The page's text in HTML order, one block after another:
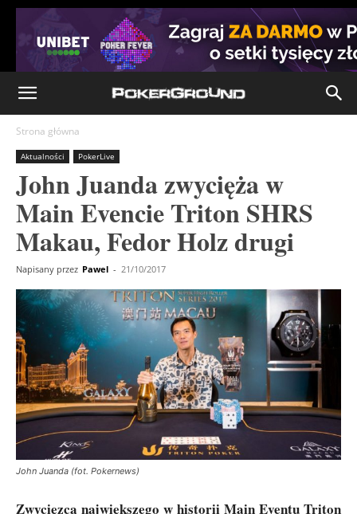
Strona główna
Aktualności PokerLive
John Juanda zwycięża w
Main Evencie Triton SHRS
Makau, Fedor Holz drugi
Napisany przez Pawel - 21/10/2017
John Juanda (fot. Pokernews)
Zwycięzcą największego w historii Main Eventu Triton